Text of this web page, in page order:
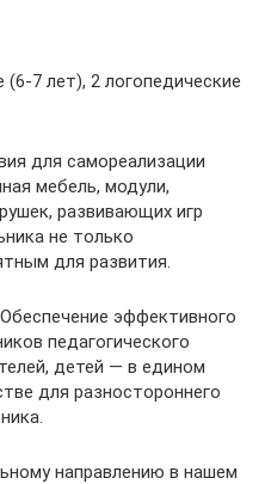
7 лет), 2 логопедические
для самореализации
мебель, модули,
развивающих игр
не только
для развития.
эффективного
педагогического
детей — в едином
для разностороннего
направлению в нашем